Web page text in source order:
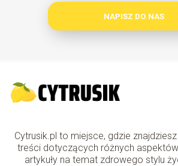
NAPISZ DO NAS
Cytrusik.pl to miejsce, gdzie
treści dotyczących różnych
artykuły na temat zdrowego stylu